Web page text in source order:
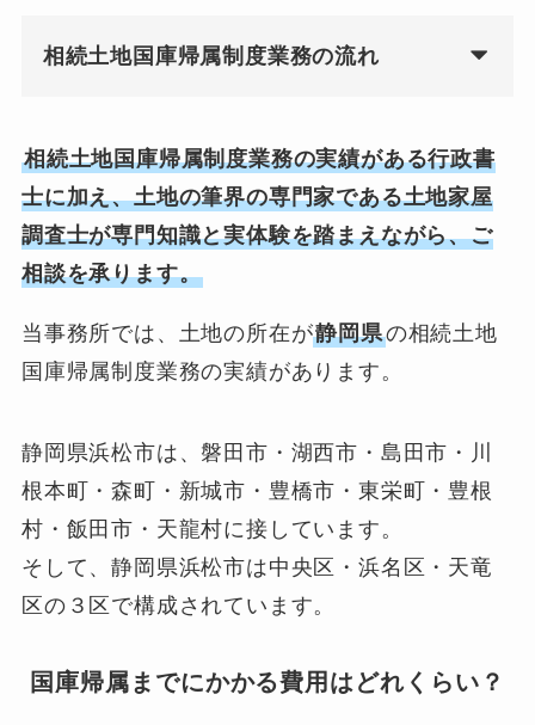
相続土地国庫帰属制度業務の流れ
相続土地国庫帰属制度業務の実績がある行政書
士に加え、土地の筆界の専門家である土地家屋
調査士が専門知識と実体験を踏まえながら、ご
相談を承ります。
当事務所では、土地の所在が静岡県の相続土地
国庫帰属制度業務の実績があります。
静岡県浜松市は、磐田市・湖西市・島田市・川
根本町・森町・新城市・豊橋市・東栄町・豊根
村・飯田市・天龍村に接しています。
そして、静岡県浜松市は中央区・浜名区・天竜
区の３区で構成されています。
国庫帰属までにかかる費用はどれくらい？